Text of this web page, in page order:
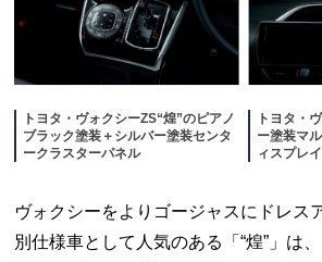
トヨタ・ヴォクシーZS“煌”のピアノ
ブラック塗装＋シルバー塗装センタ
ークラスターパネル
トヨタ・
ー塗装マ
ィスプレ
ヴォクシーをよりゴージャスにドレス
別仕様車として人気のある「“煌”」は